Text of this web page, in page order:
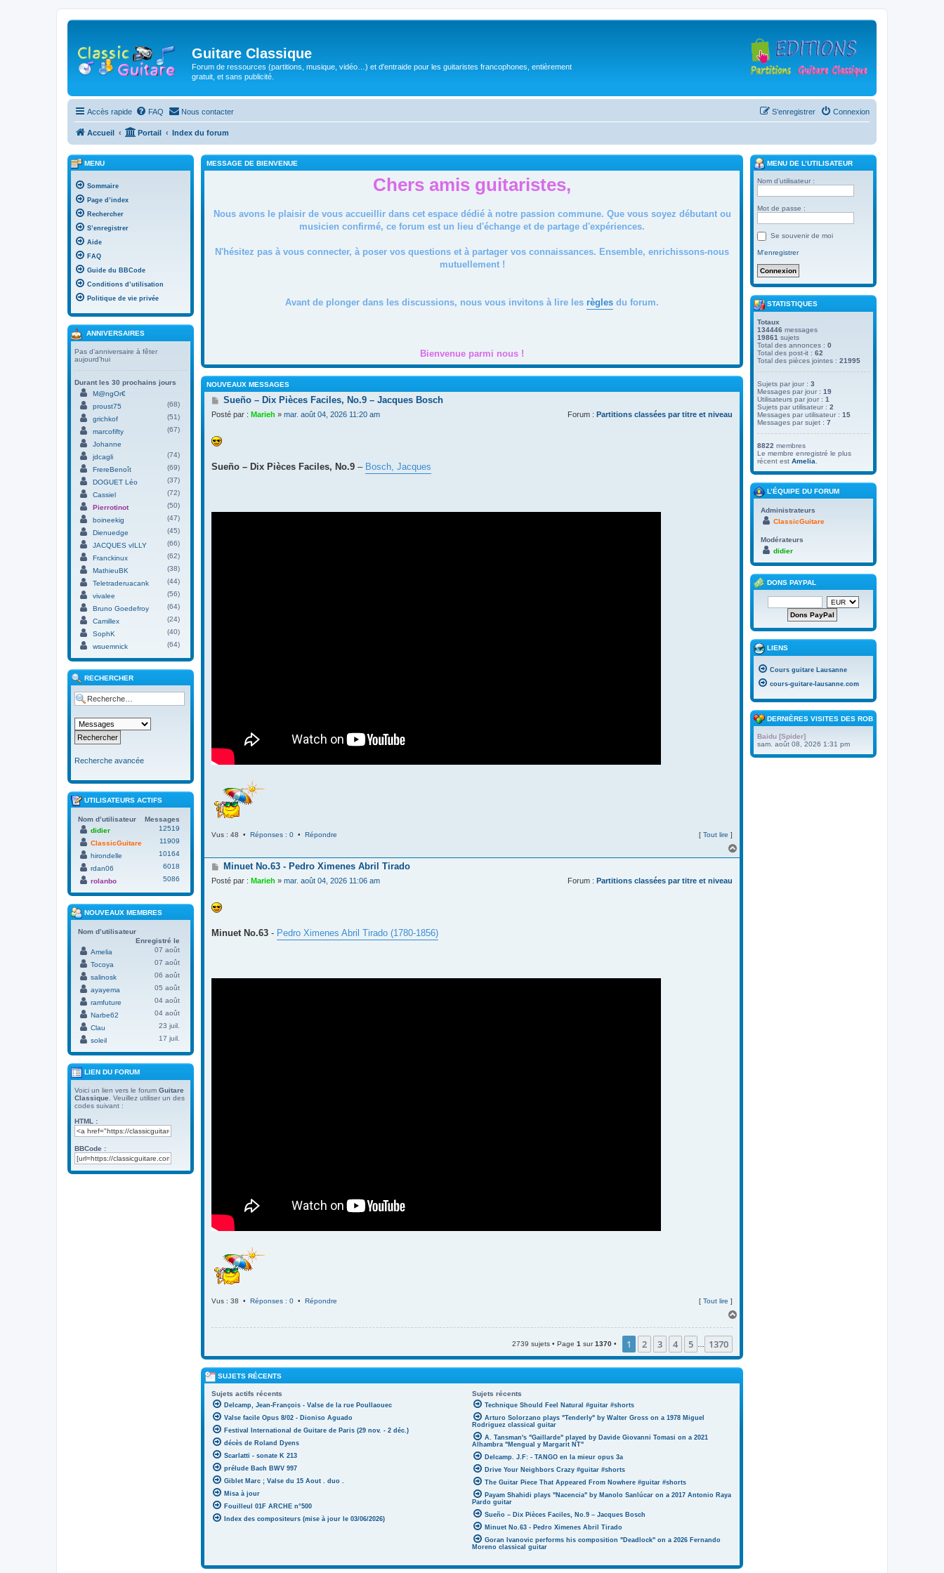
Guitare Classique
Forum de ressources (partitions, musique, vidéo…) et d'entraide pour les guitaristes francophones, entièrement
gratuit, et sans publicité.
Accès rapide FAQ Nous contacter Connexion
S’enregistrer
Accueil Portail Index du forum
MESSAGE DE BIENVENUE
Chers amis guitaristes,
Nous avons le plaisir de vous accueillir dans cet espace dédié à notre passion commune. Que vous soyez débutant ou
musicien confirmé, ce forum est un lieu d'échange et de partage d'expériences.
N'hésitez pas à vous connecter, à poser vos questions et à partager vos connaissances. Ensemble, enrichissons-nous
mutuellement !
Avant de plonger dans les discussions, nous vous invitons à lire les règles du forum.
Bienvenue parmi nous !
NOUVEAUX MESSAGES
M
s
a
g
Sueño – Dix Pièces Faciles, No.9 – Jacques Bosch
Posté par : Marieh » mar. août 04, 2026 11:20 am Forum : Partitions classées par titre et niveau
Sueño – Dix Pièces Faciles, No.9 – Bosch, Jacques
Vus : 48 • Réponses : 0 • Répondre [ Tout lire ]
a
M
s
a
g
Minuet No.63 - Pedro Ximenes Abril Tirado
Posté par : Marieh » mar. août 04, 2026 11:06 am Forum : Partitions classées par titre et niveau
Minuet No.63 - Pedro Ximenes Abril Tirado (1780-1856)
Vus : 38 • Réponses : 0 • Répondre [ Tout lire ]
2739 sujets • Page 1 sur1370 • 1 2 3 4 5 1370
SUJETS RÉCENTS
Sujets actifs récents Sujets récents
Delcamp, Jean-François - Valse de la rue Poullaouec
Valse facile Opus 8/02 - Dioniso Aguado
Festival International de Guitare de Paris (29 nov. - 2 déc.)
décès de Roland Dyens
Scarlatti - sonate K 213
prélude Bach BWV 997
Giblet Marc ; Valse du 15 Aout . duo .
Misa à jour
Fouilleul 01F ARCHE n°500
Index des compositeurs (mise à jour le 03/06/2026)
Technique Should Feel Natural #guitar #shorts
Arturo Solorzano plays "Tenderly" by Walter Gross on a 1978 Miguel
Rodriguez classical guitar
A. Tansman's "Gaillarde" played by Davide Giovanni Tomasi on a 2021
Alhambra "Mengual y Margarit NT"
Delcamp. J.F: - TANGO en la mieur opus 3a
Drive Your Neighbors Crazy #guitar #shorts
The Guitar Piece That Appeared From Nowhere #guitar #shorts
Payam Shahidi plays "Nacencia" by Manolo Sanlúcar on a 2017 Antonio Raya
Pardo guitar
Sueño – Dix Pièces Faciles, No.9 – Jacques Bosch
Minuet No.63 - Pedro Ximenes Abril Tirado
Goran Ivanovic performs his composition "Deadlock" on a 2026 Fernando
Moreno classical guitar
MENU
Sommaire
Page d’index
Rechercher
S’enregistrer
Aide
FAQ
Guide du BBCode
Conditions d’utilisation
Politique de vie privée
ANNIVERSAIRES
Pas d’anniversaire à fêter
aujourd’hui
Durant les 30 prochains jours
M@ngOr€
proust75
(68)
grichkof
(51)
marcofifty
(67)
Johanne
jdcagli
(74)
FrereBenoît
(69)
DOGUET Léo
(37)
Cassiel
(72)
Pierrotinot
(50)
boineekig
(47)
Dienuedge
(45)
JACQUES vILLY
(66)
Franckinux
(62)
MathieuBK
(38)
Teletraderuacank
(44)
vivalee
(56)
Bruno Goedefroy
(64)
Camillex
(24)
SophK
(40)
wsuemnick
(64)
RECHERCHER
Recherche avancée
UTILISATEURS ACTIFS
Nom d’utilisateur
Messages
didier
12519
ClassicGuitare
11909
hirondelle
10164
rdan06
6018
rolanbo
5086
NOUVEAUX MEMBRES
Nom d’utilisateur
Enregistré le
Amelia
07 août
Tocoya
07 août
salinosk
06 août
ayayema
05 août
ramfuture
04 août
Narbe62
04 août
Clau
23 juil.
soleil
17 juil.
LIEN DU FORUM
Voici un lien vers le forum Guitare
Classique . Veuillez utiliser un des
codes suivant :
HTML :
BBCode :
MENU DE L’UTILISATEUR
Nom d’utilisateur :
Mot de passe :
Se souvenir de moi
M’enregistrer
STATISTIQUES
Totaux
134446 messages
19861 sujets
Total des annonces : 0
Total des post-it : 62
Total des pièces jointes : 21995
Sujets par jour : 3
Messages par jour : 19
Utilisateurs par jour : 1
Sujets par utilisateur : 2
Messages par utilisateur : 15
Messages par sujet : 7
8822 membres
Le membre enregistré le plus
récent est Amelia
L’ÉQUIPE DU FORUM
Administrateurs
ClassicGuitare
Modérateurs
didier
DONS PAYPAL
LIENS
Cours guitare Lausanne
cours-guitare-lausanne.com
DERNIÈRES VISITES DES ROBOTS
Baidu [Spider]
sam. août 08, 2026 1:31 pm